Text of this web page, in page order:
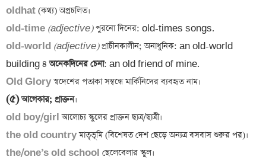
oldhat
old-time (adjective)
old-world (adjective) প্রাচীনকালীন; অনাধুনিক: an old-world
building ৪ অনেকদিনের চেনা
Old Glory
(৫) আগেকার; প্রাক্তন
old boy/girl
the old country
the/one’s old school